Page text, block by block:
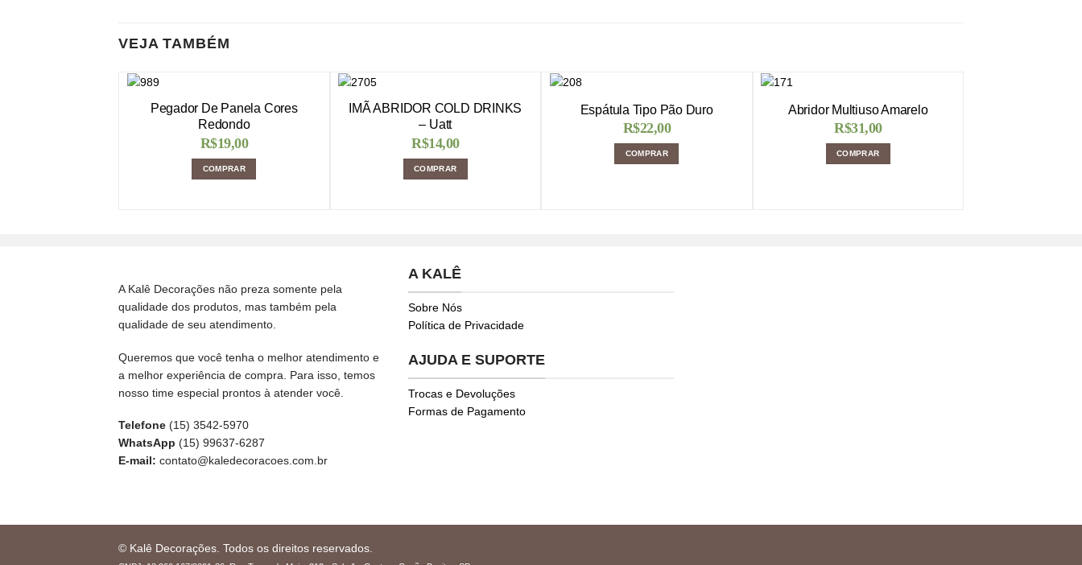
VEJA TAMBÉM
Pegador De Panela Cores
Redondo
R$19,00
COMPRAR
IMÃ ABRIDOR COLD DRINKS
– Uatt
R$14,00
COMPRAR
Espátula Tipo Pão Duro
R$22,00
COMPRAR
Abridor Multiuso Amarelo
R$31,00
COMPRAR
A Kalê Decorações não preza somente pela
qualidade dos produtos, mas também pela
qualidade de seu atendimento.
Queremos que você tenha o melhor atendimento e
a melhor experiência de compra. Para isso, temos
nosso time especial prontos à atender você.
Telefone (15) 3542-5970
WhatsApp (15) 99637-6287
E-mail: contato@kaledecoracoes.com.br
A KALÊ
Sobre Nós
Política de Privacidade
AJUDA E SUPORTE
Trocas e Devoluções
Formas de Pagamento
© Kalê Decorações. Todos os direitos reservados.